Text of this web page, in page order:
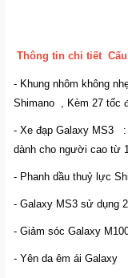
Thông tin chi tiết
- Khung nhôm không
Shimano , Kèm 27 tốc
- Xe đạp Galaxy MS3 :
dành cho người cao từ
- Phanh dầu thuỷ lực
- Galaxy MS3 sử dụng
- Giảm sóc Galaxy
- Yên da êm ái Galaxy